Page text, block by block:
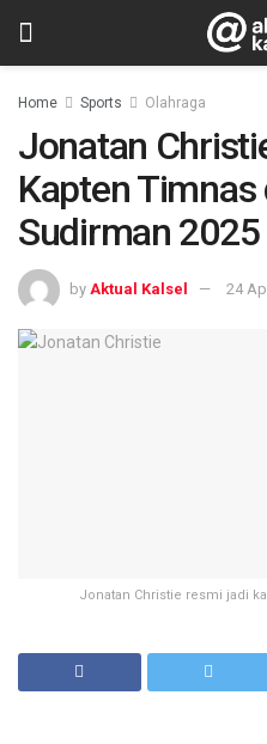
Home Sports Olahraga
Jonatan
Kapten Timnas
Sudirman 2025
by Aktual Kalsel 24
Jonatan Christie resmi jadi